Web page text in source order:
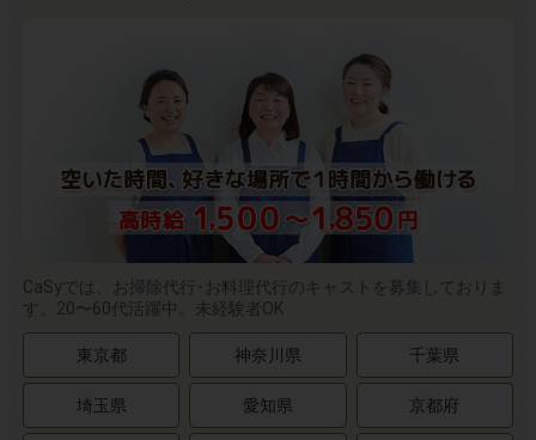
CaSyでは、お掃除代行･お料理代行のキャストを募集しておりま
す。20〜60代活躍中。未経験者OK
東京都 神奈川県 千葉県
埼玉県 愛知県 京都府